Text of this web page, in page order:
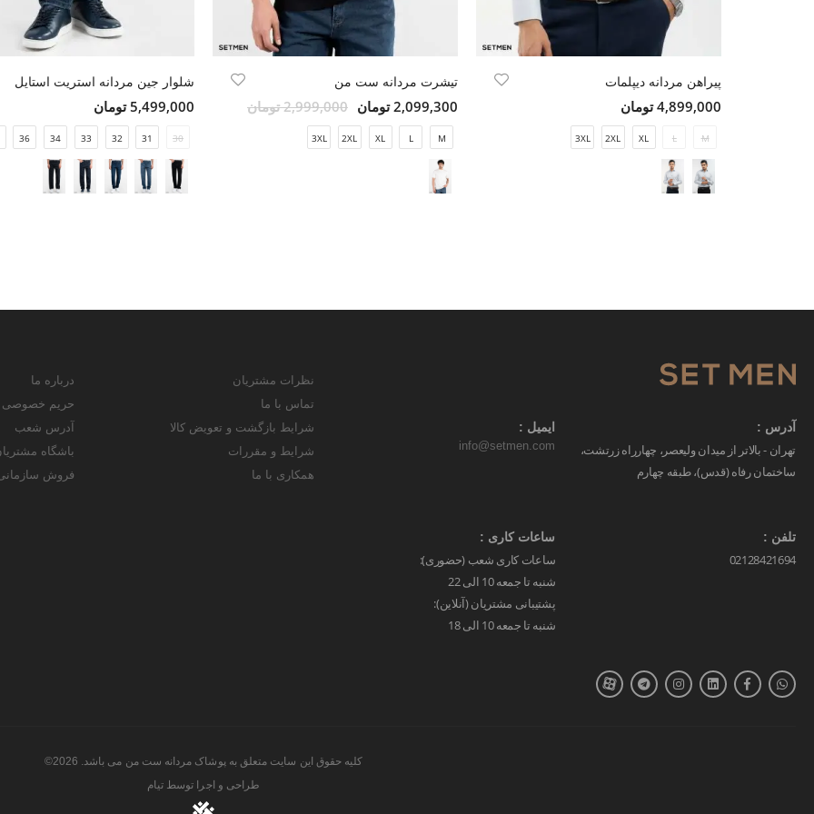
پیراهن مردانه دیپلمات
4,899,000 تومان
M
L
XL
2XL
3XL
تیشرت مردانه ست من
2,099,300 تومان 2,999,000 تومان
M
L
XL
2XL
3XL
شلوار جین مردانه استریت استایل
5,499,000 تومان
30
31
32
33
34
36
آدرس :
تهران - بالاتر از میدان ولیعصر، چهارراه زرتشت،
ساختمان رفاه (قدس)، طبقه چهارم
ایمیل :
info@setmen.com
تلفن :
02128421694
ساعات کاری :
ساعات کاری شعب (حضوری):
شنبه تا جمعه 10 الی 22
پشتیبانی مشتریان (آنلاین):
شنبه تا جمعه 10 الی 18
نظرات مشتریان
تماس با ما
شرایط بازگشت و تعویض کالا
شرایط و مقررات
همکاری با ما
درباره ما
حریم خصوصی
آدرس شعب
باشگاه
فروش
کلیه حقوق این سایت متعلق به پوشاک مردانه ست من می باشد. 2026©
طراحی و اجرا توسط تیام